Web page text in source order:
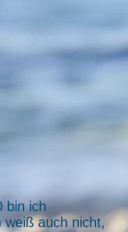
bin ich
weiß auch nicht,